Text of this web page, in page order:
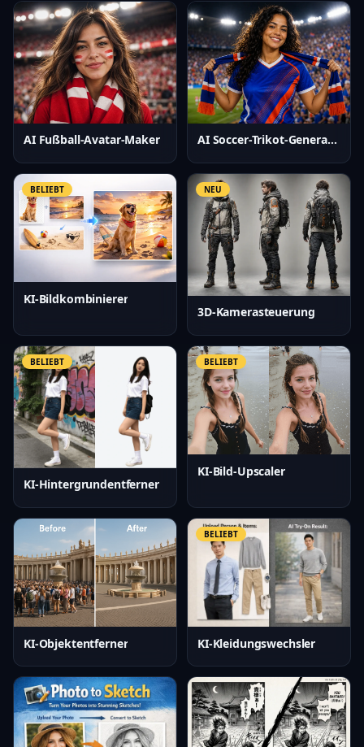
AI Fußball-Avatar-Maker AI Soccer-Trikot-Generator
BELIEBT
KI-Bildkombinierer
NEU
3D-Kamerasteuerung
BELIEBT
KI-Hintergrundentferner
BELIEBT
KI-Bild-Upscaler
KI-Objektentferner
BELIEBT
KI-Kleidungswechsler